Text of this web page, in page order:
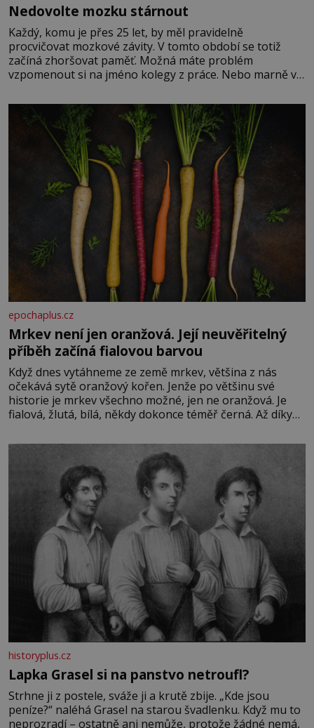
Nedovolte mozku stárnout
Každý, komu je přes 25 let, by měl pravidelně
procvičovat mozkové závity. V tomto období se totiž
začíná zhoršovat paměť. Možná máte problém
vzpomenout si na jméno kolegy z práce. Nebo marně v
Je to opravdu tak, s věkem jako kdyby se paměť
rozhodla stávkovat. Cvičte
epochaplus.cz
Mrkev není jen oranžová. Její neuvěřitelný
příběh začíná fialovou barvou
Když dnes vytáhneme ze země mrkev, většina z nás
očekává sytě oranžový kořen. Jenže po většinu své
historie je mrkev všechno možné, jen ne oranžová. Je
fialová, žlutá, bílá, někdy dokonce téměř černá. Až díky
bez které si českou zahradu ani nedokážeme představit.
historyplus.cz
Lapka Grasel si na panstvo netroufl?
Strhne ji z postele, sváže ji a krutě zbije. „Kde jsou
peníze?“ naléhá Grasel na starou švadlenku. Když mu to
neprozradí – ostatně ani nemůže, protože žádné nemá,